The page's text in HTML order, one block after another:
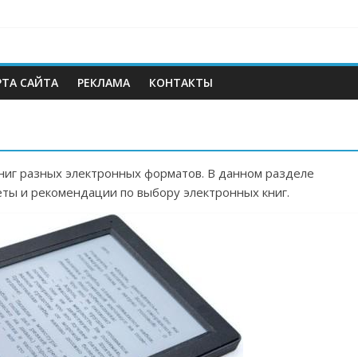
САЙТА РЕКЛАМА КОНТАКТЫ
разных электронных форматов. В данном разделе
и рекомендации по выбору электронных книг.